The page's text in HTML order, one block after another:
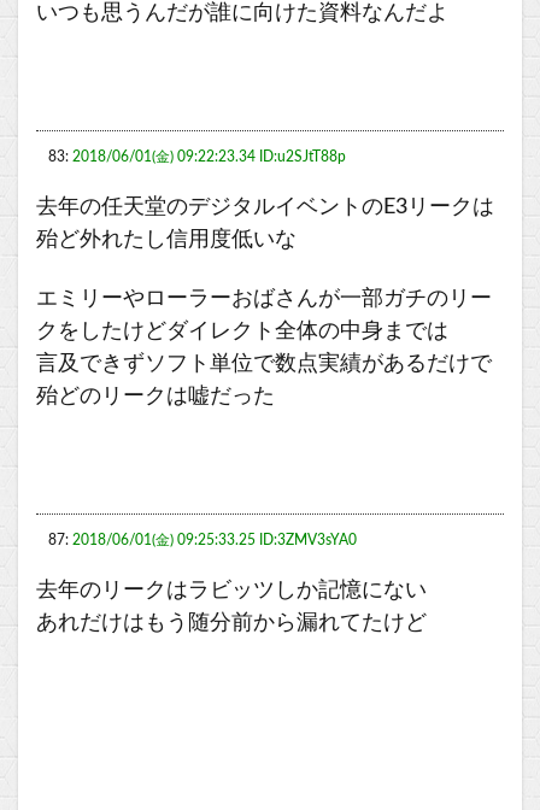
いつも思うんだが誰に向けた資料なんだよ
83: 2018/06/01(金) 09:22:23.34 ID:u2SJtT88p
去年の任天堂のデジタルイベントのE3リークは
殆ど外れたし信用度低いな
エミリーやローラーおばさんが一部ガチのリー
クをしたけどダイレクト全体の中身までは
言及できずソフト単位で数点実績があるだけで
殆どのリークは嘘だった
87: 2018/06/01(金) 09:25:33.25 ID:3ZMV3sYA0
去年のリークはラビッツしか記憶にない
あれだけはもう随分前から漏れてたけど